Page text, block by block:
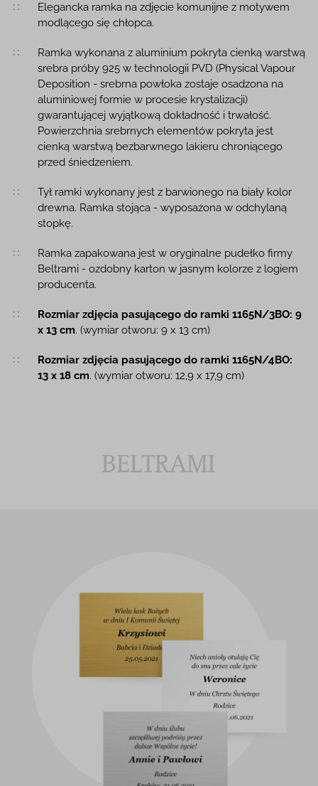
Opis produktu
Elegancka ramka na zdjęcie komunijne z motywem
modlącego się chłopca.
Ramka wykonana z aluminium pokryta cienką warstwą
srebra próby 925 w technologii PVD (Physical Vapour
Deposition - srebrna powłoka zostaje osadzona na
aluminiowej formie w procesie krystalizacji)
gwarantującej wyjątkową dokładność i trwałość.
Powierzchnia srebrnych elementów pokryta jest
cienką warstwą bezbarwnego lakieru chroniącego
przed śniedzeniem.
Tył ramki wykonany jest z barwionego na biały kolor
drewna. Ramka stojąca - wyposażona w odchylaną
stopkę.
Ramka zapakowana jest w oryginalne pudełko firmy
Beltrami - ozdobny karton w jasnym kolorze z logiem
producenta.
Rozmiar zdjęcia pasującego do ramki 1165N/3BO: 9
x 13 cm. (wymiar otworu: 9 x 13 cm)
Rozmiar zdjęcia pasującego do ramki 1165N/4BO:
13 x 18 cm. (wymiar otworu: 12,9 x 17,9 cm)